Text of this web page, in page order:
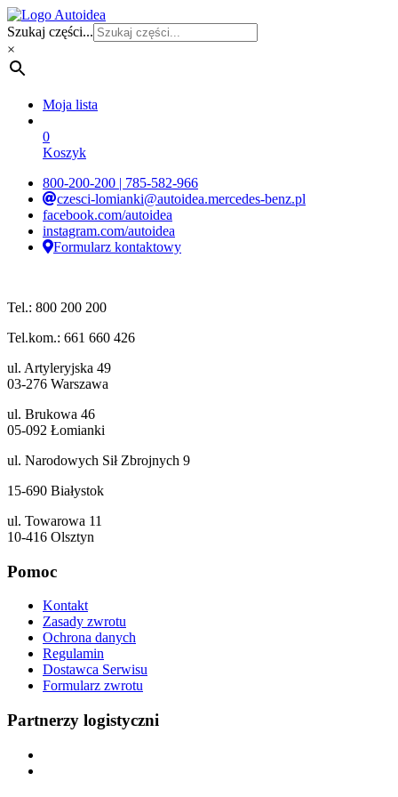
Szukaj części...
×
Moja lista
0
Koszyk
800-200-200 | 785-582-966
czesci-lomianki@autoidea.mercedes-benz.pl
facebook.com/autoidea
instagram.com/autoidea
Formularz kontaktowy
Tel.: 800 200 200
Tel.kom.: 661 660 426
ul. Artyleryjska 49
03-276 Warszawa
ul. Brukowa 46
05-092 Łomianki
ul. Narodowych Sił Zbrojnych 9
15-690 Białystok
ul. Towarowa 11
10-416 Olsztyn
Pomoc
Kontakt
Zasady zwrotu
Ochrona danych
Regulamin
Dostawca Serwisu
Formularz zwrotu
Partnerzy logistyczni